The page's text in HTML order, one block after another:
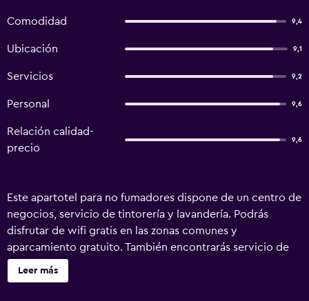
Comodidad 9,4
Ubicación 9,1
Servicios 9,2
Personal 9,6
Relación calidad-
precio
9,6
Este apartotel para no fumadores dispone de un centro de
negocios, servicio de tintorería y lavandería. Podrás
disfrutar de wifi gratis en las zonas comunes y
aparcamiento gratuito. También encontrarás servicio de
limusina o coche con chófer, check-in exprés y check-out
exprés. Este apartotel cuenta con wifi gratis y conexión a
Leer más